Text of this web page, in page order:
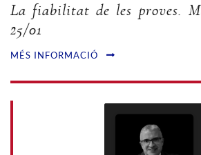
La fiabilitat de les proves.
25/01
MÉS INFORMACIÓ